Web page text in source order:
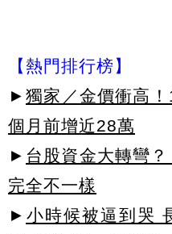
【熱門排行榜】
► 獨家／金價衝高
個月前增近28萬
► 台股資金大轉彎
完全不一樣
► 小時候被逼到哭